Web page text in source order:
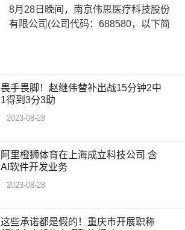
8月28日晚间，南京伟思医疗科技股份
有限公司(公司代码：688580，以下简
畏手畏脚！赵继伟替补出战15分钟2中
1得到3分3助
2023-08-28
阿里橙狮体育在上海成立科技公司 含
AI软件开发业务
2023-08-28
这些承诺都是假的！重庆市开展职称